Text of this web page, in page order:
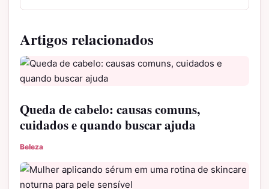
Artigos relacionados
Queda de cabelo: causas comuns,
cuidados e quando buscar ajuda
Beleza